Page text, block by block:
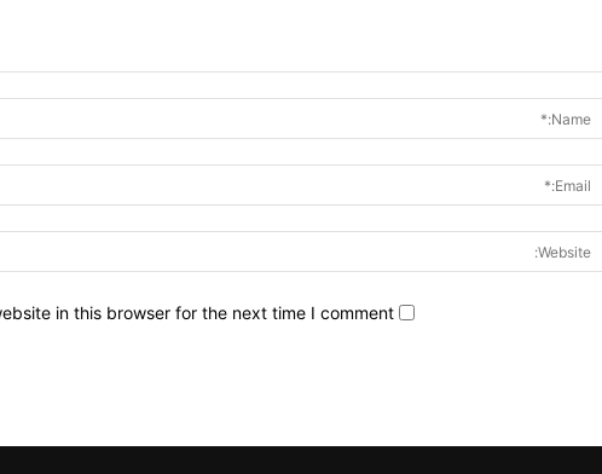
in this browser for the next time I comment.